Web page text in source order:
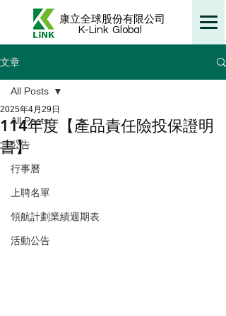
康立全球股份有限公司
K-Link Global
文章
All Posts
公告
行事曆
上聘名單
領航計劃業績週期表
活動公告
All Posts
114年度【產品責任險投保證明
書】
2025年4月29日